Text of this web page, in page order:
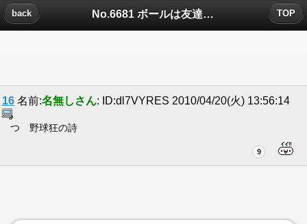
No.6681 ボールは友達？についたコメント
back TOP
16 名前:名無しさん: ID:dl7VYRES 2010/04/20(火) 13:56:14
つ 野球狂の詩
9